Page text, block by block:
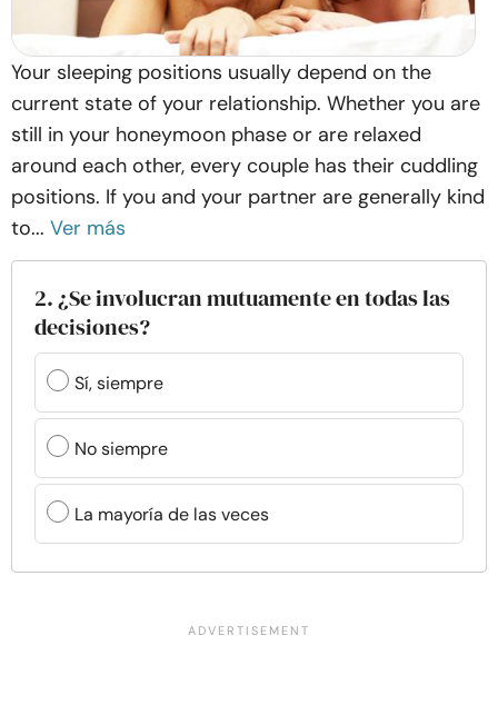
Your sleeping positions usually depend on the
current state of your relationship. Whether you are
still in your honeymoon phase or are relaxed
around each other, every couple has their cuddling
positions. If you and your partner are generally kind
to... Ver más
2. ¿Se involucran mutuamente en todas las
decisiones?
Sí, siempre
No siempre
La mayoría de las veces